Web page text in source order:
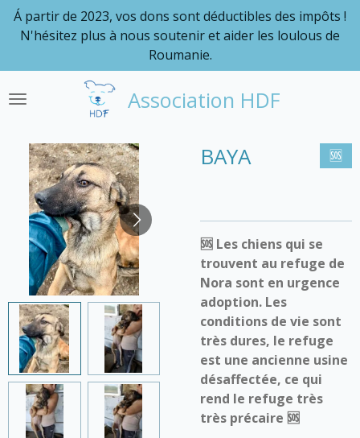
Passer
principal
Association HDF
Á partir de 2023, vos dons sont déductibles des impôts !
N'hésitez plus à nous soutenir et aider les loulous de
Roumanie.
BAYA 🆘
🆘 Les chiens qui se
trouvent au refuge de
Nora sont en urgence
adoption. Les
conditions de vie sont
très dures, le refuge
est une ancienne usine
désaffectée, ce qui
rend le refuge très
très précaire 🆘